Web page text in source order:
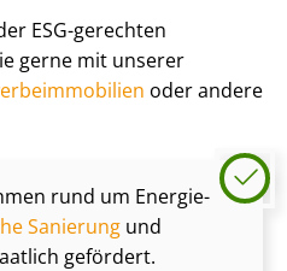
ESG-gerechten
gerne mit unserer
oder andere
rund um En­er­gie­
Sanierung und
gefördert.